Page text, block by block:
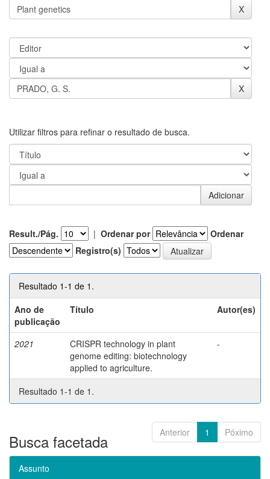
Utilizar filtros para refinar o resultado de busca.
Result./Pág. | Ordenar por
Ordenar
Registro(s)
Resultado 1-1 de 1.
Ano de
publicação
Título Autor(es)
2021
CRISPR technology in plant
genome editing: biotechnology
applied to agriculture.
-
Resultado 1-1 de 1.
Anterior 1 Póximo
Busca facetada
Assunto